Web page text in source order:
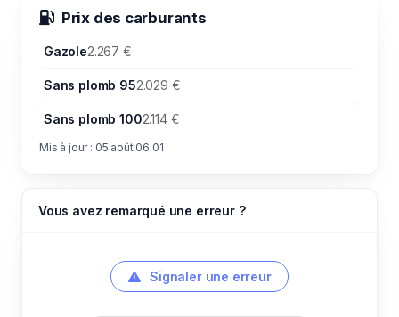
Prix des carburants
Gazole2.267 €
Sans plomb 952.029 €
Sans plomb 1002.114 €
Mis à jour : 05 août 06:01
Vous avez remarqué une erreur ?
Signaler une erreur